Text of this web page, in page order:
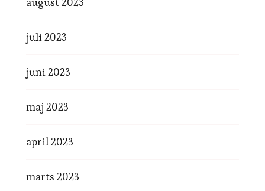
juli 2023
juni 2023
maj 2023
april 2023
marts 2023